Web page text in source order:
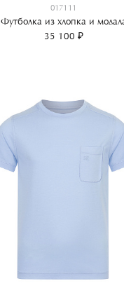
017111
Футболка из хлопка и
35 100 ₽